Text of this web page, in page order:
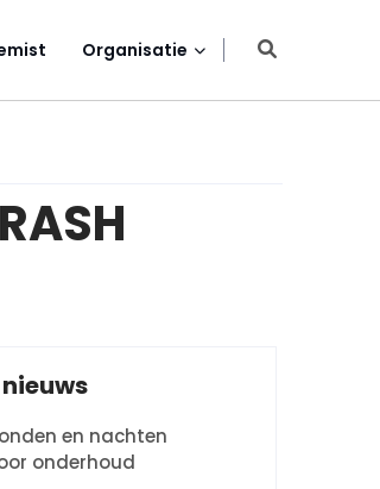
Organisatie
en nachten
onderhoud